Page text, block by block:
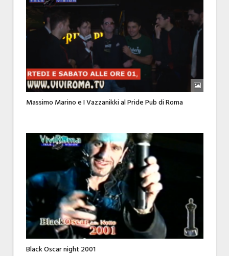
Massimo Marino e I Vazzanikki al Pride Pub di Roma
Black Oscar night 2001